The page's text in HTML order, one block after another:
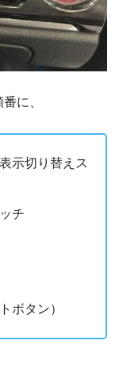
に、
示切り替えス
チ
ボタン）